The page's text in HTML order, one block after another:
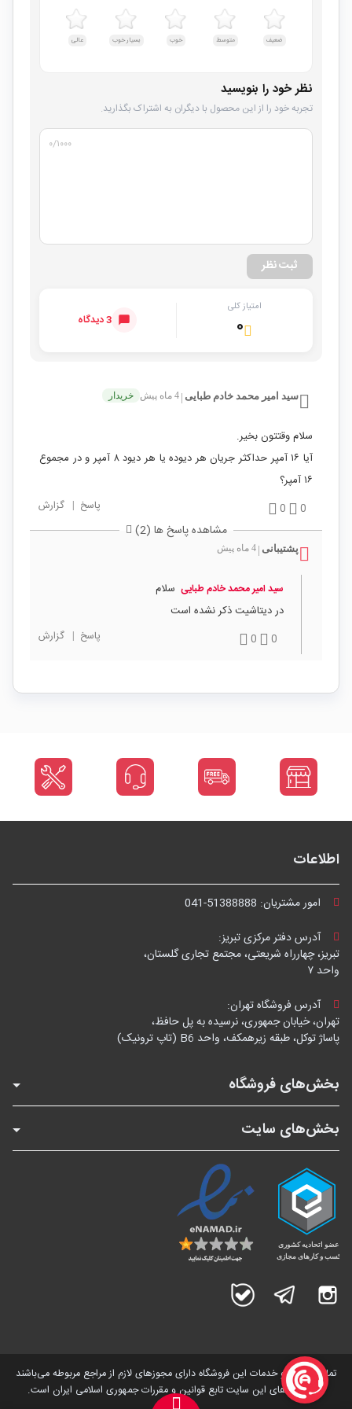
ضعیف متوسط خوب بسیار خوب عالی
نظر خود را بنویسید
تجربه خود را از این محصول با دیگران به اشتراک بگذارید.
۰/۱۰۰۰
ثبت نظر
امتیاز کلی
۰ 3 دیدگاه
سید امیر محمد خادم طبایی | 4 ماه پیش خریدار
سلام وقتتون بخیر.
آیا ۱۶ آمپر حداکثر جریان هر دیوده یا هر دیود ۸ آمپر و در مجموع
۱۶ آمپر؟
0
0 پاسخ | گزارش
مشاهده پاسخ ها (2)
پشتیبانی | 4 ماه پیش
سید امیر محمد خادم طبایی سلام
در دیتاشیت ذکر نشده است
0
0 پاسخ | گزارش
اطلاعات
امور مشتریان: 041-51388888
آدرس دفتر مرکزی تبریز:
تبریز، چهارراه شریعتی، مجتمع تجاری گلستان،
واحد ۷
آدرس فروشگاه تهران:
تهران، خیابان جمهوری، نرسیده به پل حافظ،
پاساژ توکل، طبقه زیرهمکف، واحد B6 (تاپ ترونیک)
بخش‌های فروشگاه
بخش‌های سایت
اینستاگرام تلگرام
تمامی کالاها و خدمات این فروشگاه دارای مجوز‌های لازم از مراجع مربوطه می‌باشند
و فعالیت های این سایت تابع قوانین و مقررات جمهوری اسلامی ایران است.